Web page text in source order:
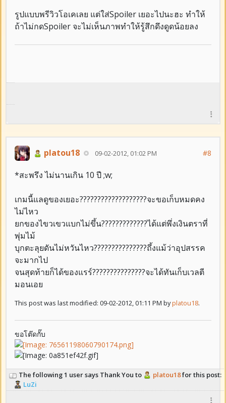
รูปแบบพรีวิวโอเคเลย แต่ใส่Spoiler เยอะไปนะฮะ ทำให้
ถ้าไม่กดSpoiler จะไม่เห็นภาพทำให้รู้สึกดึงดูดน้อยลง
platou18 09-02-2012, 01:02 PM #8
*สะพรึง ไม่นานเกิน 10 ปี ;w;
เกมนี้แลดูของเยอะ???????????????????จะขอเก็บหมดคง
ไม่ไหว
ยกของไขวเขวแบกไม่ขึ้น?????????????ได้แต่พึ่งเงินตราที่
พุ่มไม้
บุกตะลุยดันไม่หวันไหว???????????????ถึ้งแม้ว่าอุปสรรค
จะมากไป
จนสุดท้ายก็ได้ของแรร์???????????????จะได้ทันเก็บเวลตี
มอนเอย
This post was last modified: 09-02-2012, 01:11 PM byplatou18.
ขอโต๊ดกั๊บ
The following 1 user says Thank You to platou18for this post:
LuZi